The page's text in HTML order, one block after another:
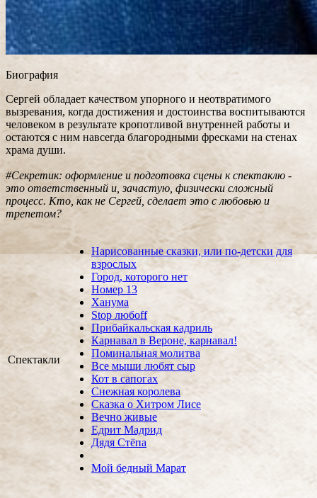
Биография
Сергей обладает качеством упорного и неотвратимого
вызревания, когда достижения и достоинства воспитываются
человеком в результате кропотливой внутренней работы и
остаются с ним навсегда благородными фресками на стенах
храма души.
#Секретик: оформление и подготовка сцены к спектаклю -
это ответственный и, зачастую, физически сложный
процесс. Кто, как не Сергей, сделает это с любовью и
трепетом?
Спектакли
Нарисованные сказки, или по-детски для
взрослых
Город, которого нет
Номер 13
Ханума
Stop любoff
Прибайкальская кадриль
Карнавал в Вероне, карнавал!
Поминальная молитва
Все мыши любят сыр
Кот в сапогах
Снежная королева
Сказка о Хитром Лисе
Вечно живые
Едрит Мадрид
Дядя Стёпа
Мой бедный Марат